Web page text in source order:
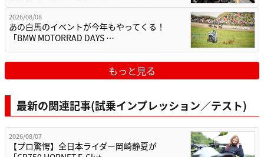
2026/08/08
あの白馬のイベントが今年もやってくる！
「BMW MOTORRAD DAYS …
もっと見る
最新の関連記事(試乗インプレッション／テスト)
2026/08/07
【プロ驚愕】全日本ライダー岡崎静夏が